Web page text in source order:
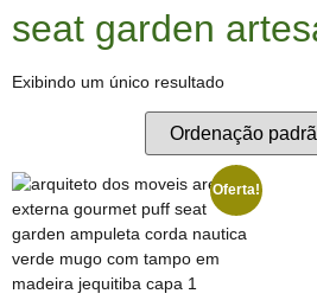
seat garden
Exibindo um único resultado
Oferta!